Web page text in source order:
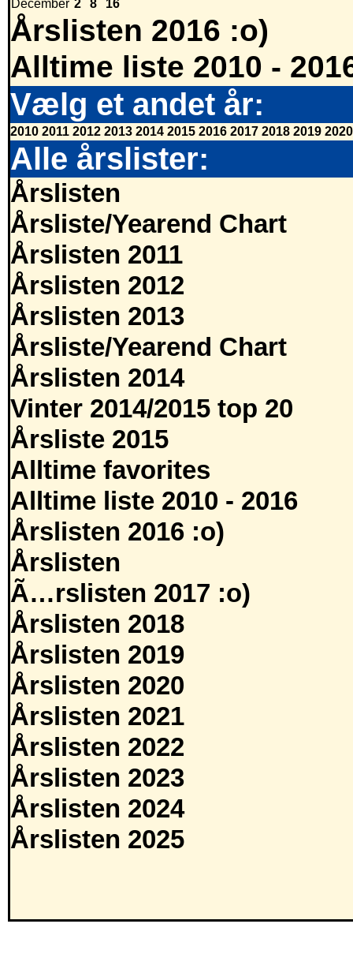
December 2 8 16
Årslisten 2016 :o)
Alltime liste 2010 -
Vælg et andet år:
2010 2011 2012 2013 2014 2015 2016 2017 2018 2019 2020
Alle årslister:
Årslisten
Årsliste/Yearend Chart
Årslisten 2011
Årslisten 2012
Årslisten 2013
Årsliste/Yearend Chart
Årslisten 2014
Vinter 2014/2015 top 20
Årsliste 2015
Alltime favorites
Alltime liste 2010 - 2016
Årslisten 2016 :o)
Årslisten
Ã…rslisten 2017 :o)
Årslisten 2018
Årslisten 2019
Årslisten 2020
Årslisten 2021
Årslisten 2022
Årslisten 2023
Årslisten 2024
Årslisten 2025